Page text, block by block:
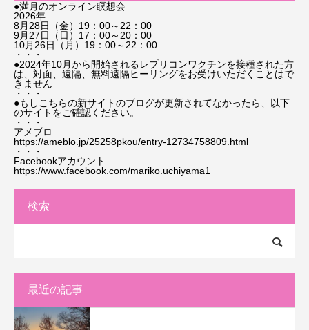
●満月のオンライン瞑想会
2026年
8月28日（金）19：00～22：00
9月27日（日）17：00～20：00
10月26日（月）19：00～22：00
・・・
●2024年10月から開始されるレプリコンワクチンを接種された方
は、対面、遠隔、無料遠隔ヒーリングをお受けいただくことはで
きません
・・・
●もしこちらの新サイトのブログが更新されてなかったら、以下
のサイトをご確認ください。
・・・
アメブロ
https://ameblo.jp/25258pkou/entry-12734758809.html
・・・
Facebookアカウント
https://www.facebook.com/mariko.uchiyama1
検索
最近の記事